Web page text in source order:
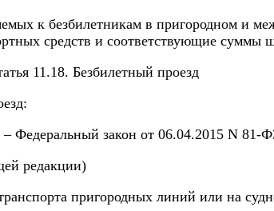
к безбилетникам в пригородном и
средств и соответствующие суммы
11.18. Безбилетный проезд
– Федеральный закон от 06.04.2015 N 81-
редакции)
пригородных линий или на